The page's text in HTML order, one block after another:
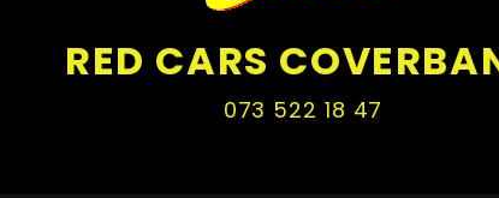
RED CARS
073 522 18 47